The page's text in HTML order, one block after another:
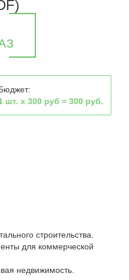
шт. х 300 руб = 300 руб.
строительства.
для коммерческой
недвижимость.